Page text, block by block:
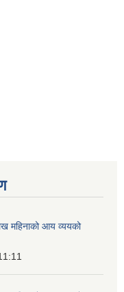
महिनाको आय व्ययको